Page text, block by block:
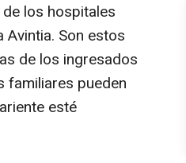
los hospitales
Avintia. Son estos
de los ingresados
familiares pueden
esté